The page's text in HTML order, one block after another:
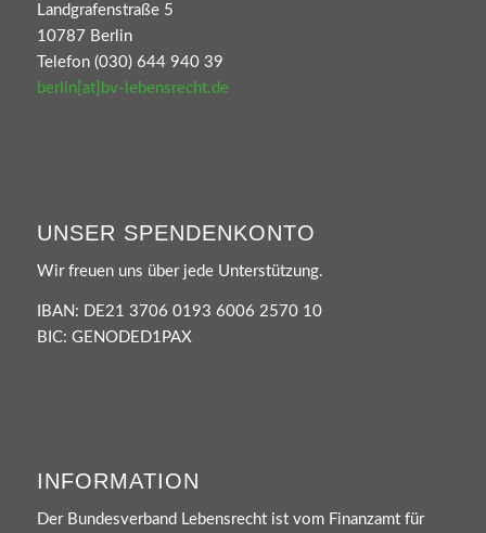
Landgrafenstraße 5
10787 Berlin
Telefon (030) 644 940 39
berlin[at]bv-lebensrecht.de
UNSER SPENDENKONTO
Wir freuen uns über jede Unterstützung.
IBAN: DE21 3706 0193 6006 2570 10
BIC: GENODED1PAX
INFORMATION
Der Bundesverband Lebensrecht ist vom Finanzamt für